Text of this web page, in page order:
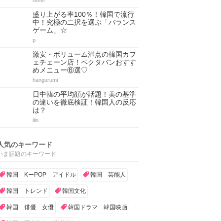
盛り上がる率100％！韓国で流行
中！究極の二択を選ぶ「バランス
ゲーム」☆
p
激安・ボリューム満点の韓国カフ
ェチェーン店！ペクタバンおすす
めメニュー⑥選♡
hangurumi
日中韓の平均顔が話題！美の基準
の違いを徹底検証！韓国人の反応
は？
ilin
気のキーワード
ま話題のキーワード
韓国 KーPOP アイドル 韓国 芸能人
韓国 トレンド 韓国文化
韓国 俳優 女優 韓国ドラマ 韓国映画